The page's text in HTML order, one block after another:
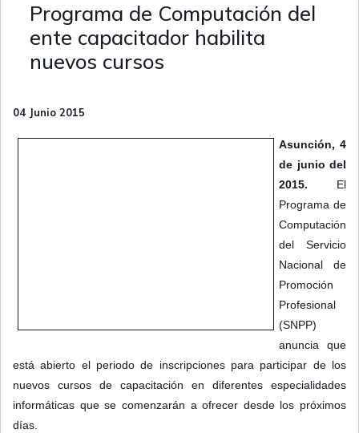
Programa de Computación del
ente capacitador habilita
nuevos cursos
04 Junio 2015
Asunción, 4
de junio del
2015. El
Programa de
Computación
del Servicio
Nacional de
Promoción
Profesional
(SNPP)
anuncia que
está abierto el periodo de inscripciones para participar de los
nuevos cursos de capacitación en diferentes especialidades
informáticas que se comenzarán a ofrecer desde los próximos
días.